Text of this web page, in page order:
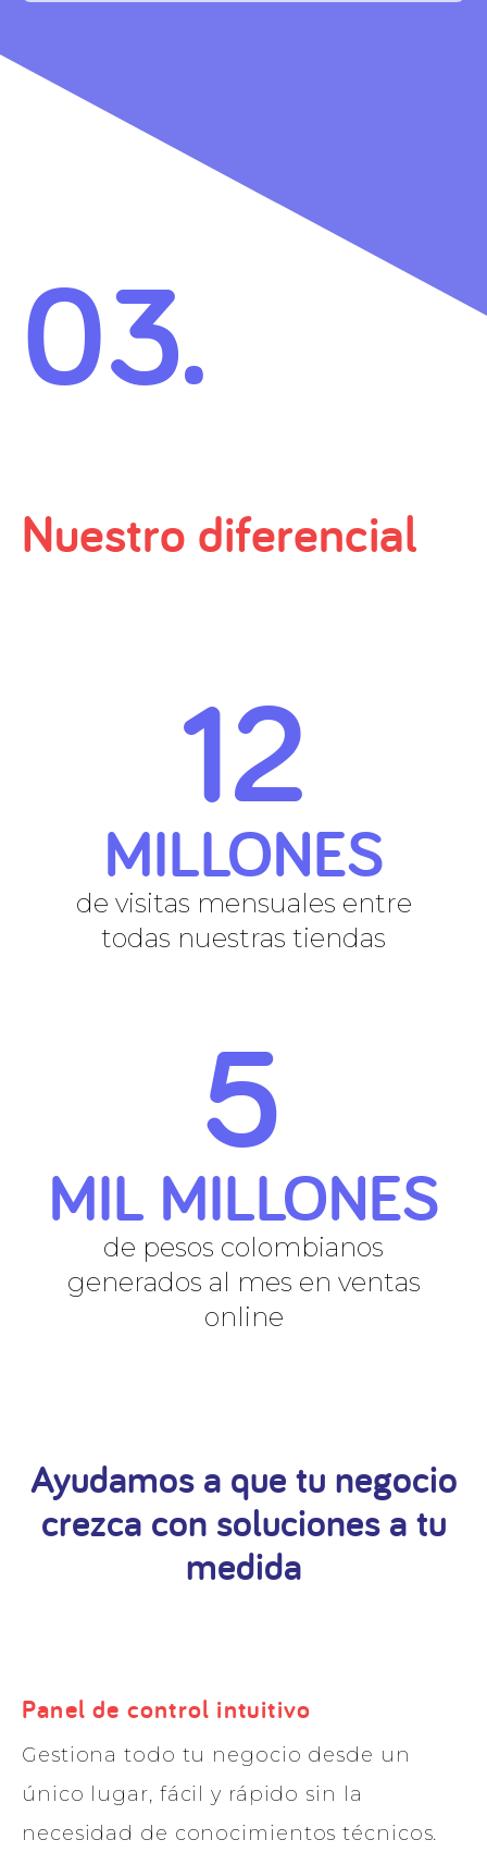
03.
Nuestro diferencial
12
MILLONES
de visitas mensuales entre
todas nuestras tiendas
5
MIL MILLONES
de pesos colombianos
generados al mes en ventas
online
Ayudamos a que tu negocio
crezca con soluciones a tu
medida
Panel de control intuitivo
Gestiona todo tu negocio desde un
único lugar, fácil y rápido sin la
necesidad de conocimientos técnicos.